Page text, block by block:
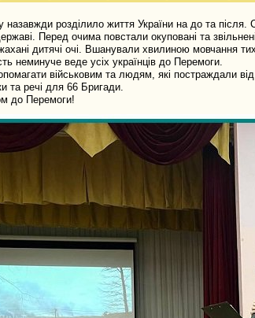
розділило життя України на до та після.
Перед очима повстали окуповані та
дитячі очі. Вшанували хвилиною мовчання
неминуче веде усіх українців до Перемоги.
військовим та людям, які постраждали від
та речі для 66 Бригади.
до Перемоги!